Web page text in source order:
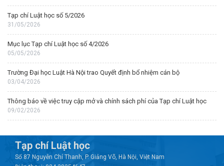
Tạp chí Luật học số 5/2026
31/05/2026
Mục lục Tạp chí Luật học số 4/2026
05/05/2026
Trường Đại học Luật Hà Nội trao Quyết định bổ nhiệm cán bộ
03/04/2026
Thông báo về việc truy cập mở và chính sách phí của Tạp chí Luật học
09/02/2026
Tạp chí Luật học
Số 87 Nguyễn Chí Thanh, P. Giảng Võ, Hà Nội, Việt Nam